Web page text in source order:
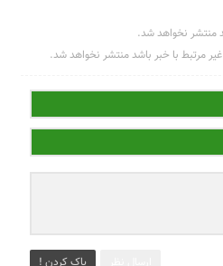
منتشر نخواهد شد.
مرتبط با خبر باشد منتشر نخواهد شد.
پاک کردن !